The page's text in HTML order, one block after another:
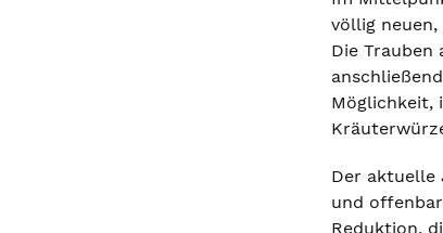
völlig
Die
Möglichkeit,
Der aktuelle
und
Reduktion,